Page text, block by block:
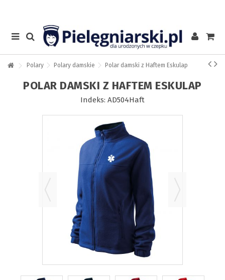
Polary Polary damskie Polar damski z Haftem Eskulap
POLAR DAMSKI Z HAFTEM ESKULAP
Indeks: AD504Haft